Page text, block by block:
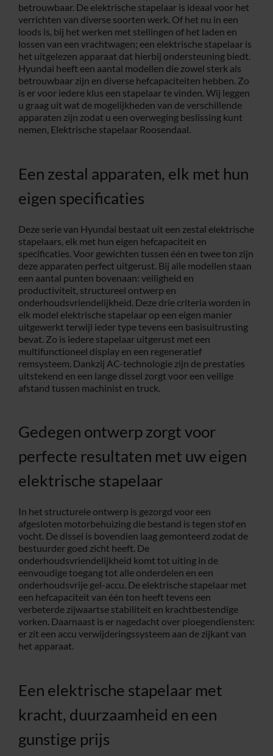
Contact
betrouwbaar. De elektrische stapelaar is ideaal voor het
verrichten van diverse soorten werk. Of het nu in een
loods is, bij het werken met stellingen of het laden en
lossen van een vrachtwagen; een elektrische stapelaar is
het uitgelezen apparaat dat hierbij ondersteuning biedt.
Hyundai heeft een aantal modellen die zowel sterk als
betrouwbaar zijn en diverse hefcapaciteiten hebben. Zo
is er voor iedere klus een stapelaar te vinden. Wij leggen
u graag uit wat de mogelijkheden van de verschillende
apparaten zijn zodat u een overweging beslissing kunt
nemen, Elektrische stapelaar Roosendaal.
Een zestal apparaten, elk met hun
eigen specificaties
Deze serie van Hyundai bestaat uit een zestal elektrische
stapelaars, elk met hun eigen hefcapaciteit en
specificaties. Voor gewichten tussen één en twee ton zijn
deze apparaten perfect uitgerust. Bij alle modellen staan
een aantal punten bovenaan: veiligheid en
productiviteit, structureel ontwerp en
onderhoudsvriendelijkheid. Deze drie criteria worden in
elk model elektrische stapelaar op een eigen manier
uitgewerkt terwijl ieder type tevens een basisuitrusting
bevat. Zo is iedere stapelaar uitgerust met een
multifunctioneel display en een regeneratief
remsysteem. Dankzij AC-technologie zijn de prestaties
uitstekend en een lange dissel zorgt voor een veilige
afstand tussen machinist en truck.
Gedegen ontwerp zorgt voor
perfecte resultaten met uw eigen
elektrische stapelaar
In het structurele ontwerp is gezorgd voor een
afgesloten motorbehuizing die bestand is tegen stof en
vocht. De dissel is bovendien laag gemonteerd zodat de
bestuurder goed zicht heeft. De
onderhoudsvriendelijkheid komt tot uiting in de
eenvoudige toegang tot alle onderdelen en een
onderhoudsvrije gel-accu. De elektrische stapelaar met
een hefcapaciteit van één ton heeft tevens een
verbeterde zijwaartse stabiliteit en krachtbestendige
vorken. Daarnaast is er nagedacht over ploegendiensten:
er zit een accu verwijderingssysteem aan de zijkant van
het apparaat.
Een elektrische stapelaar met
kracht, duurzaamheid en een
gunstige prijs